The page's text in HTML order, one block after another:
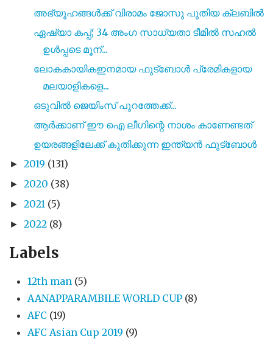
അഭ്യൂഹങ്ങൾക്ക് വിരാമം ജോസു പുതിയ ക്ലബിൽ
ഏഷ്യാ കപ്പ്; 34 അംഗ സാധ്യതാ ടീമിൽ സഹൽ
ഉൾപ്പടെ മൂന്...
ലോകകായികഇനമായ ഫുട്ബോൾ പ്രേമികളായ
മലയാളികളെ...
ഒടുവിൽ ജെയിംസ് പുറത്തേക്ക്...
ആർക്കാണ് ഈ ഐ ലീഗിന്റെ നാശം കാണേണ്ടത്
ഉയരങ്ങളിലേക്ക് കുതിക്കുന്ന ഇന്ത്യൻ ഫുട്ബോൾ
► 2019 (131)
► 2020 (38)
► 2021 (5)
► 2022 (8)
Labels
12th man (5)
AANAPPARAMBILE WORLD CUP (8)
AFC (19)
AFC Asian Cup 2019 (9)